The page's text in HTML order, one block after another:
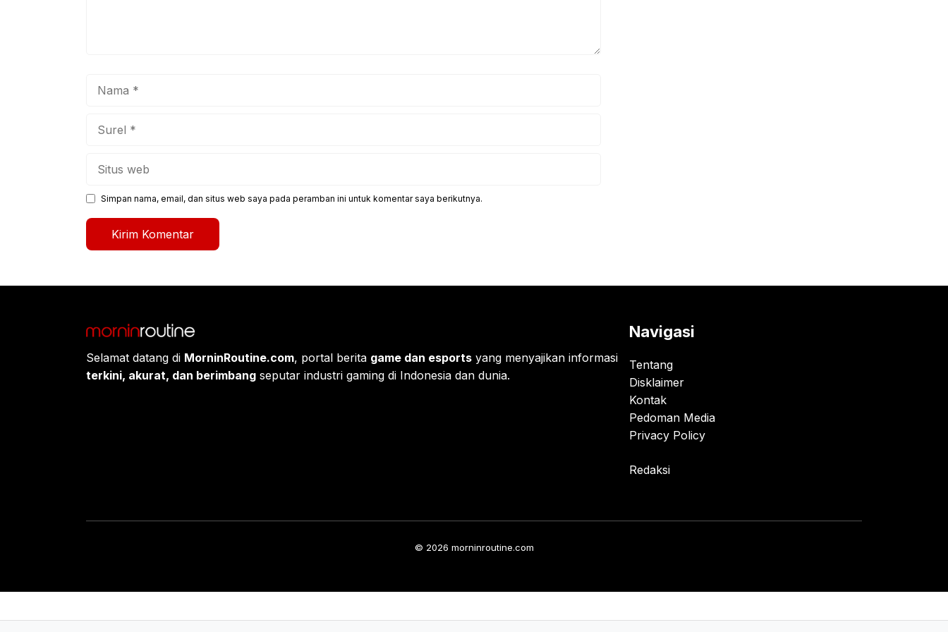
Simpan nama, email, dan situs web saya pada peramban ini untuk komentar saya berikutnya.
Selamat datang di MorninRoutine.com, portal berita game dan esports yang menyajikan informasi
terkini, akurat, dan berimbang seputar industri gaming di Indonesia dan dunia.
Navigasi
Tentang
Disklaimer
Kontak
Pedoman Media
Privacy Policy
Redaksi
© 2026 morninroutine.com